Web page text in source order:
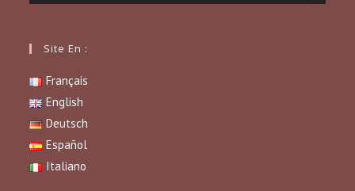
Site En :
Français
English
Deutsch
Español
Italiano